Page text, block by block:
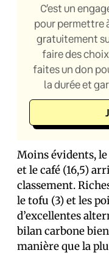
C’est un
pour permettre
gratuitement
faire des
faites un don
la durée et
Moins évidents, le
et le café (16,5)
classement.
le tofu (3) et les
d’excellentes
bilan carbone
manière que la